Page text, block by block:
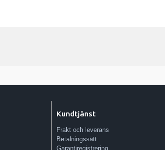
Kundtjänst
Frakt och leverans
Betalningssätt
Garantiregistrering